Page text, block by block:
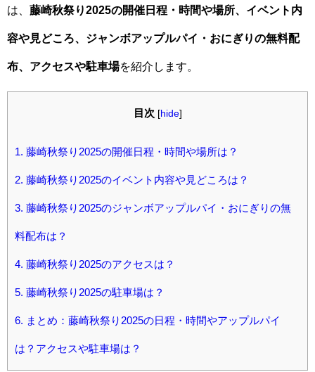
は、 藤崎秋祭り2025の開催日程・時間や場所、イベント内
容や見どころ、ジャンボアップルパイ・おにぎりの無料配
布、アクセスや駐車場を紹介します。
目次 [hide]
1. 藤崎秋祭り2025の開催日程・時間や場所は？
2. 藤崎秋祭り2025のイベント内容や見どころは？
3. 藤崎秋祭り2025のジャンボアップルパイ・おにぎりの無
料配布は？
4. 藤崎秋祭り2025のアクセスは？
5. 藤崎秋祭り2025の駐車場は？
6. まとめ：藤崎秋祭り2025の日程・時間やアップルパイ
は？アクセスや駐車場は？